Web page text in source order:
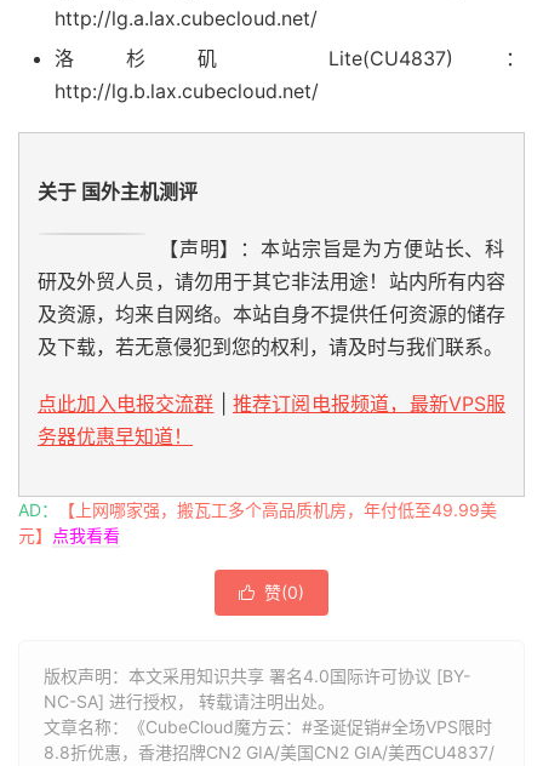
http://lg.a.lax.cubecloud.net/
洛杉矶 Lite(CU4837)：
http://lg.b.lax.cubecloud.net/
关于 国外主机测评
【声明】：本站宗旨是为方便站长、科
研及外贸人员，请勿用于其它非法用途！站内所有内容
及资源，均来自网络。本站自身不提供任何资源的储存
及下载，若无意侵犯到您的权利，请及时与我们联系。
点此加入电报交流群
推荐订阅电报频道，最新VPS服
务器优惠早知道！
AD：
【上网哪家强，搬瓦工多个高品质机房，年付低至49.99美
元】
点我看看
 赞(0)
版权声明：本文采用知识共享 署名4.0国际许可协议 [BY-
NC-SA] 进行授权， 转载请注明出处。
文章名称：《CubeCloud魔方云：#圣诞促销#全场VPS限时
8.8折优惠，香港招牌CN2 GIA/美国CN2 GIA/美西CU4837/